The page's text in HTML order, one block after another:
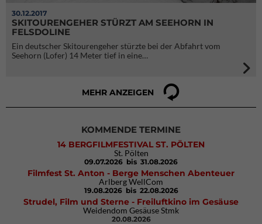
30.12.2017
SKITOURENGEHER STÜRZT AM SEEHORN IN
FELSDOLINE
Ein deutscher Skitourengeher stürzte bei der Abfahrt vom
Seehorn (Lofer) 14 Meter tief in eine…
MEHR ANZEIGEN
KOMMENDE TERMINE
14 BERGFILMFESTIVAL ST. PÖLTEN
St. Pölten
09.07.2026 bis 31.08.2026
Filmfest St. Anton - Berge Menschen Abenteuer
Arlberg WellCom
19.08.2026 bis 22.08.2026
Strudel, Film und Sterne - Freiluftkino im Gesäuse
Weidendom Gesäuse Stmk
20.08.2026